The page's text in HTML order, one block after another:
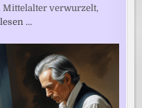
verwurzelt,
…